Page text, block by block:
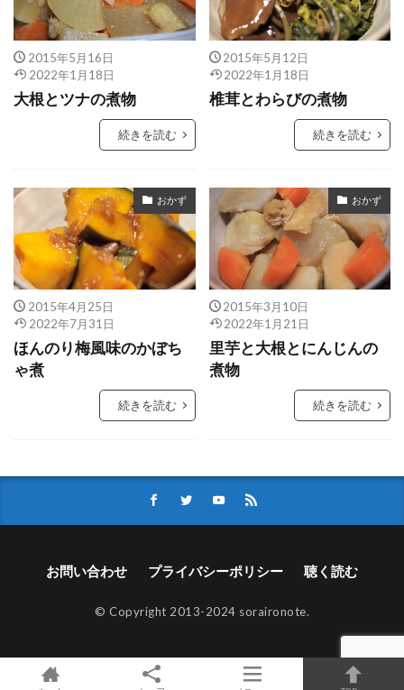
2015年5月16日
2022年1月18日
大根とツナの煮物
続きを読む
2015年5月12日
2022年1月18日
椎茸とわらびの煮物
続きを読む
おかず
2015年4月25日
2022年7月31日
ほんのり梅風味のかぼち
ゃ煮
続きを読む
おかず
2015年3月10日
2022年1月21日
里芋と大根とにんじんの
煮物
続きを読む
お問い合わせ プライバシーポリシー 聴く読む
© Copyright 2013-2024 soraironote.